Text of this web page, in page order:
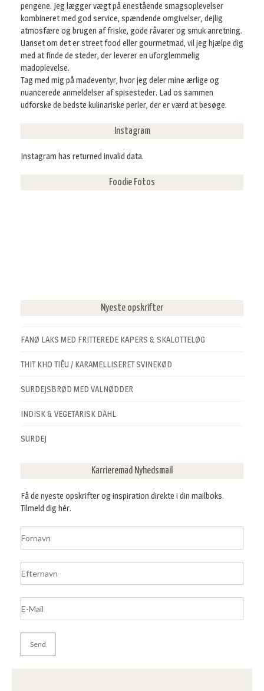
pengene. Jeg lægger vægt på enestående smagsoplevelser
kombineret med god service, spændende omgivelser, dejlig
atmosfære og brugen af friske, gode råvarer og smuk anretning.
Uanset om det er street food eller gourmetmad, vil jeg hjælpe dig
med at finde de steder, der leverer en uforglemmelig
madoplevelse.
Tag med mig på madeventyr, hvor jeg deler mine ærlige og
nuancerede anmeldelser af spisesteder. Lad os sammen
udforske de bedste kulinariske perler, der er værd at besøge.
Instagram
Instagram has returned invalid data.
Foodie Fotos
Nyeste opskrifter
FANØ LAKS MED FRITTEREDE KAPERS & SKALOTTELØG
THIT KHO TIÊU / KARAMELLISERET SVINEKØD
SURDEJSBRØD MED VALNØDDER
INDISK & VEGETARISK DAHL
SURDEJ
Karrieremad Nyhedsmail
Få de nyeste opskrifter og inspiration direkte i din mailboks.
Tilmeld dig hér.